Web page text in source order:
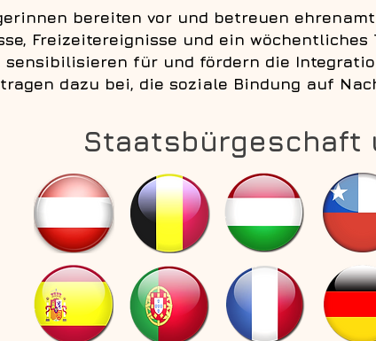
bereiten vor und betreuen
Freizeitereignisse und ein
sensibilisieren für und fördern die
tragen dazu bei, die soziale Bindung auf
Staatsbürgeschaft